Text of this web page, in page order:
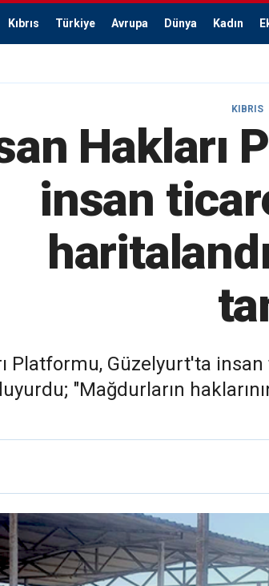
Kıbrıs Türkiye Avrupa Dünya Kadın
KIBRIS
Hakları
insan
Platformu, Güzelyurt'ta insan
"Mağdurların